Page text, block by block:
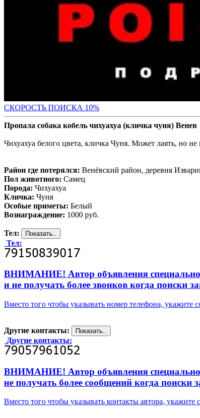
СКОРОСТЬ ПОИСКА 10%
Пропала собака кобель чихуахуа (кличка чуня) Венев
Чихуахуа белого цвета, кличка Чуня. Может лаять, но
Район где потерялся: Венёвский район, деревня
Пол животного: Самец
Порода: Чихуахуа
Кличка: Чуня
Особые приметы: Белый
Вознаграждение: 1000 руб.
Тел:
Тел:
ВНИМАНИЕ! Автор объявления специально
и не получать более звонков когда поиски
Вместо того чтобы указывать номер телефона,
Другие контакты:
Другие контакты:
ВНИМАНИЕ! Автор объявления специально
не получать более сообщений когда поиски
Вместо того чтобы указывать контакты автора,